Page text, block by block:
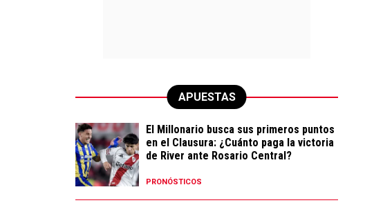
APUESTAS
El Millonario busca sus primeros puntos
en el Clausura: ¿Cuánto paga la victoria
de River ante Rosario Central?
PRONÓSTICOS